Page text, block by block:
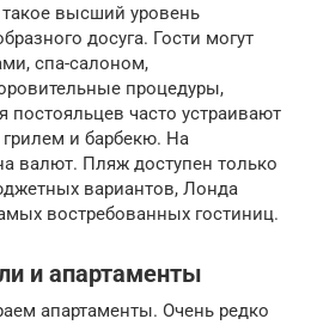
такое высший уровень
досуга. Гости могут
спа-салоном,
процедуры,
часто устраивают
грилем и барбекю. На
валют. Пляж доступен только
вариантов, Лонда
востребованных гостиниц.
и апартаменты
апартаменты. Очень редко